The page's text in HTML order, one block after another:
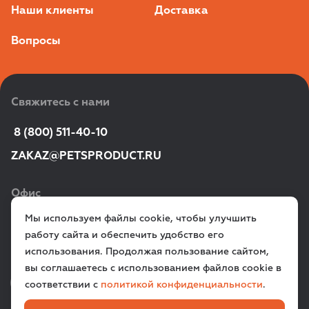
пропиской)
платежи
Обязательно предоставление ссылки на интернет-
ВАЖНО! На Вашем сайте должны быть указаны
Юр.лицо имеет ОКВЭД (Общероссийский
классификатор видов экономической
животных
info@petsproduct.ru
Наши клиенты Доставка
Вопросы
Свяжитесь с нами
8 (800) 511-40-10
ZAKAZ@PETSPRODUCT.RU
Офис
г. Санкт‑Петербург,
ул. Всеволода Вишневского, д. 12a
VK TG
Мы используем файлы cookie, чтобы улучшить
работу сайта и обеспечить удобство его
использования. Продолжая пользование сайтом,
вы соглашаетесь с использованием файлов cookie в
соответствии с политикой конфиденциальности.